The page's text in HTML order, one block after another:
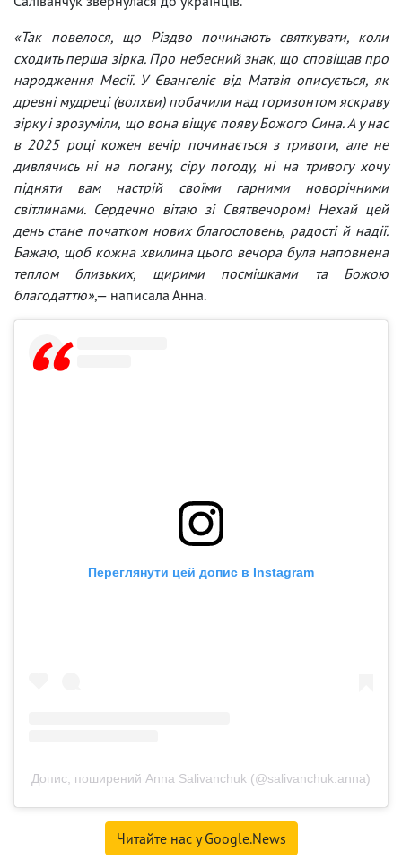
«Так повелося, що Різдво починають святкувати, коли
сходить перша зірка. Про небесний знак, що сповіщав про
народження Месії. У Євангеліє від Матвія описується, як
древні мудреці (волхви) побачили над горизонтом яскраву
зірку і зрозуміли, що вона віщує появу Божого Сина. А у нас
в 2025 році кожен вечір починається з тривоги, але не
дивлячись ні на погану, сіру погоду, ні на тривогу хочу
підняти вам настрій своїми гарними новорічними
світлинами. Сердечно вітаю зі Святвечором! Нехай цей
день стане початком нових благословень, радості й надії.
Бажаю, щоб кожна хвилина цього вечора була наповнена
теплом близьких, щирими посмішками та Божою
благодаттю»,— написала Анна.
Переглянути цей допис в Instagram
Допис, поширений Anna Salivanchuk (@salivanchuk.anna)
Читайте нас у Google.News